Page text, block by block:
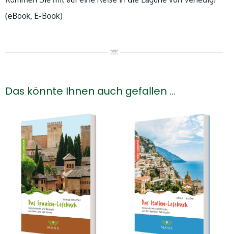
(eBook, E-Book)
Das könnte Ihnen auch gefallen …